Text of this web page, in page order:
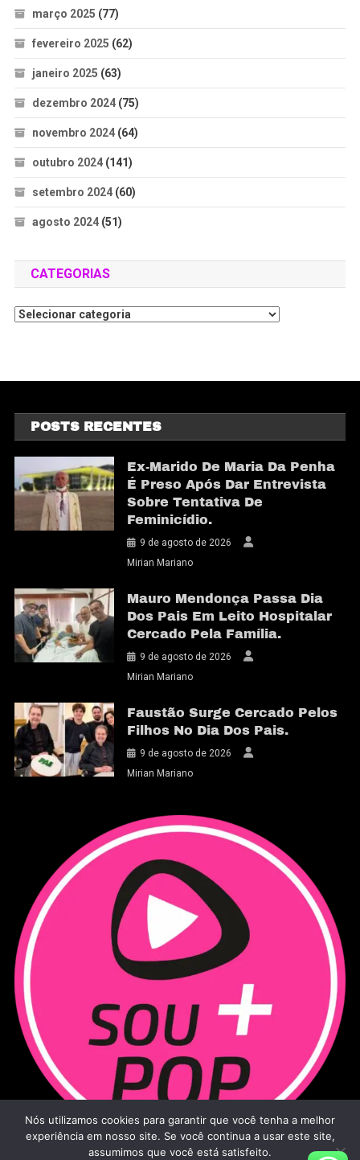
março 2025 (77)
fevereiro 2025 (62)
janeiro 2025 (63)
dezembro 2024(75)
novembro 2024(64)
outubro 2024(141)
setembro 2024(60)
agosto 2024(51)
CATEGORIAS
POSTS RECENTES
Ex-Marido De Maria Da Penha
É Preso Após Dar Entrevista
Sobre Tentativa De
Feminicídio.
9 de agosto de 2026
Mirian Mariano
Mauro Mendonça Passa Dia
Dos Pais Em Leito Hospitalar
Cercado Pela Família.
9 de agosto de 2026
Mirian Mariano
Faustão Surge Cercado Pelos
Filhos No Dia Dos Pais.
9 de agosto de 2026
Mirian Mariano
Nós utilizamos cookies para garantir que você tenha a melhor
experiência em nosso site. Se você continua a usar este site,
assumimos que você está satisfeito.